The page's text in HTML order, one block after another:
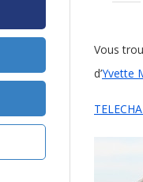
Vous
d’Yvette